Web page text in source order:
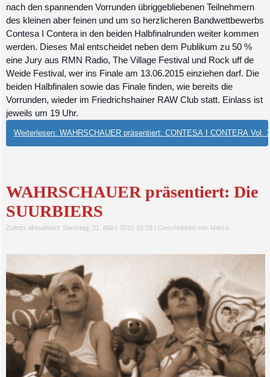
nach den spannenden Vorrunden übriggebliebenen Teilnehmern
des kleinen aber feinen und um so herzlicheren Bandwettbewerbs
Contesa I Contera in den beiden Halbfinalrunden weiter kommen
werden. Dieses Mal entscheidet neben dem Publikum zu 50 %
eine Jury aus RMN Radio, The Village Festival und Rock uff de
Weide Festival, wer ins Finale am 13.06.2015 einziehen darf. Die
beiden Halbfinalen sowie das Finale finden, wie bereits die
Vorrunden, wieder im Friedrichshainer RAW Club statt. Einlass ist
jeweils um 19 Uhr.
Weiterlesen: WAHRSCHAUER präsentiert: CONTESA I CONTERA Vol.
WAHRSCHAUER präsentiert: Die
SUURBIERS
Zuletzt aktualisiert: Samstag, 21. März 2015 15:29| Geschrieben von MarLo